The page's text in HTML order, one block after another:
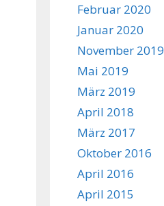
Februar 2020
Januar 2020
November 2019
Mai 2019
März 2019
April 2018
März 2017
Oktober 2016
April 2016
April 2015